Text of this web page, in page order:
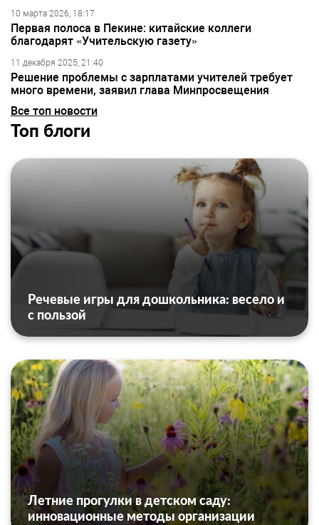
10 марта 2026, 18:17
Первая полоса в Пекине: китайские коллеги
благодарят «Учительскую газету»
11 декабря 2025, 21:40
Решение проблемы с зарплатами учителей требует
много времени, заявил глава Минпросвещения
Все топ новости
Топ блоги
Речевые игры для дошкольника: весело и
с пользой
Летние прогулки в детском саду:
инновационные методы организации